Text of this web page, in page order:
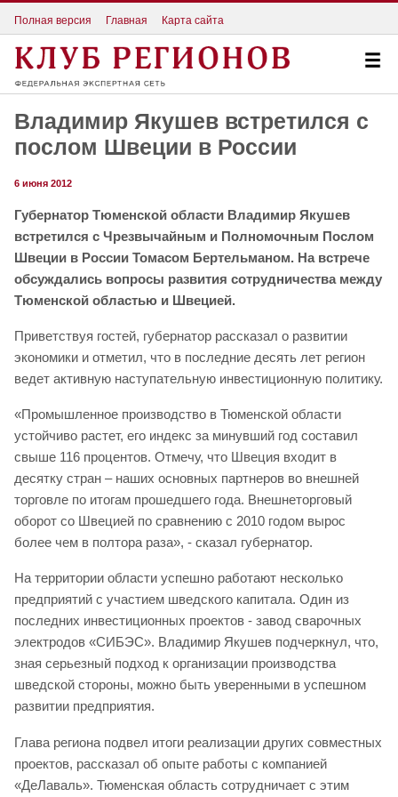
Полная версия Главная Карта сайта
Владимир Якушев встретился с
послом Швеции в России
6 июня 2012
Губернатор Тюменской области Владимир Якушев
встретился с Чрезвычайным и Полномочным Послом
Швеции в России Томасом Бертельманом. На встрече
обсуждались вопросы развития сотрудничества между
Тюменской областью и Швецией.
Приветствуя гостей, губернатор рассказал о развитии
экономики и отметил, что в последние десять лет регион
ведет активную наступательную инвестиционную политику.
«Промышленное производство в Тюменской области
устойчиво растет, его индекс за минувший год составил
свыше 116 процентов. Отмечу, что Швеция входит в
десятку стран – наших основных партнеров во внешней
торговле по итогам прошедшего года. Внешнеторговый
оборот со Швецией по сравнению с 2010 годом вырос
более чем в полтора раза», - сказал губернатор.
На территории области успешно работают несколько
предприятий с участием шведского капитала. Один из
последних инвестиционных проектов - завод сварочных
электродов «СИБЭС». Владимир Якушев подчеркнул, что,
зная серьезный подход к организации производства
шведской стороны, можно быть уверенными в успешном
развитии предприятия.
Глава региона подвел итоги реализации других совместных
проектов, рассказал об опыте работы с компанией
«ДеЛаваль». Тюменская область сотрудничает с этим